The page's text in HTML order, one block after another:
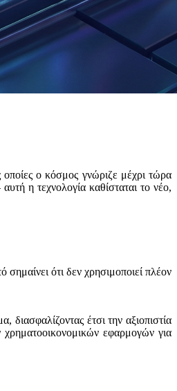
οποίες ο κόσμος γνώριζε μέχρι τώρα
η τεχνολογία καθίσταται το νέο,
ότι δεν χρησιμοποιεί πλέον
έτσι την αξιοπιστία
εφαρμογών για